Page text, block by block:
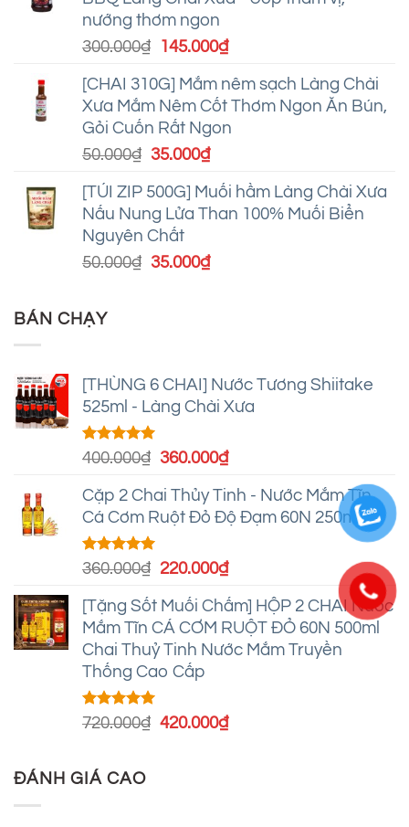
nướng thơm ngon
300.000₫ Giá
là:
300.000₫.
145.000₫Giá
tại
là:
145.000₫.
[CHAI 310G] Mắm nêm sạch Làng Chài
Xưa Mắm Nêm Cốt Thơm Ngon Ăn Bún,
Gỏi Cuốn Rất Ngon
50.000₫ Giá
là:
50.000₫.
35.000₫Giá
tại
là:
[TÚI ZIP 500G] Muối hầm Làng Chài Xưa
Nấu Nung Lửa Than 100% Muối Biển
Nguyên Chất
50.000₫ Giá
35.000₫Giá
BÁN CHẠY
[THÙNG 6 CHAI] Nước Tương Shiitake
525ml - Làng Chài Xưa
Được xếp
hạng5.00
400.000₫ Giá
là:
400.000₫.
360.000₫Giá
tại
là:
Cặp 2 Chai Thủy Tinh - Nước Mắm Tĩn
Cá Cơm Ruột Đỏ Độ Đạm 60N 250ml
Được xếp
hạng4.95
360.000₫ Giá
là:
360.000₫.
220.000₫Giá
tại
là:
220.000₫.
[Tặng Sốt Muối Chấm] HỘP 2 CHAI Nước
Mắm Tĩn CÁ CƠM RUỘT ĐỎ 60N 500ml
Chai Thuỷ Tinh Nước Mắm Truyền
Thống Cao Cấp
Được xếp
hạng4.93
720.000₫ Giá
420.000₫Giá
ĐÁNH GIÁ CAO